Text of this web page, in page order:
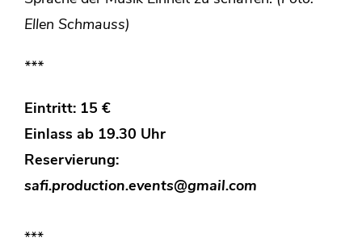
Ellen Schmauss)
***
Eintritt: 15 €
Einlass ab 19.30 Uhr
Reservierung:
safi.production.events@gmail.com
***